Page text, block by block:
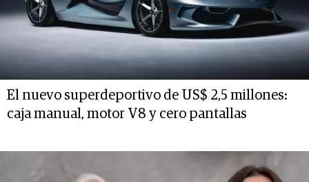
El nuevo superdeportivo de US$ 2,5 millones:
caja manual, motor V8 y cero pantallas